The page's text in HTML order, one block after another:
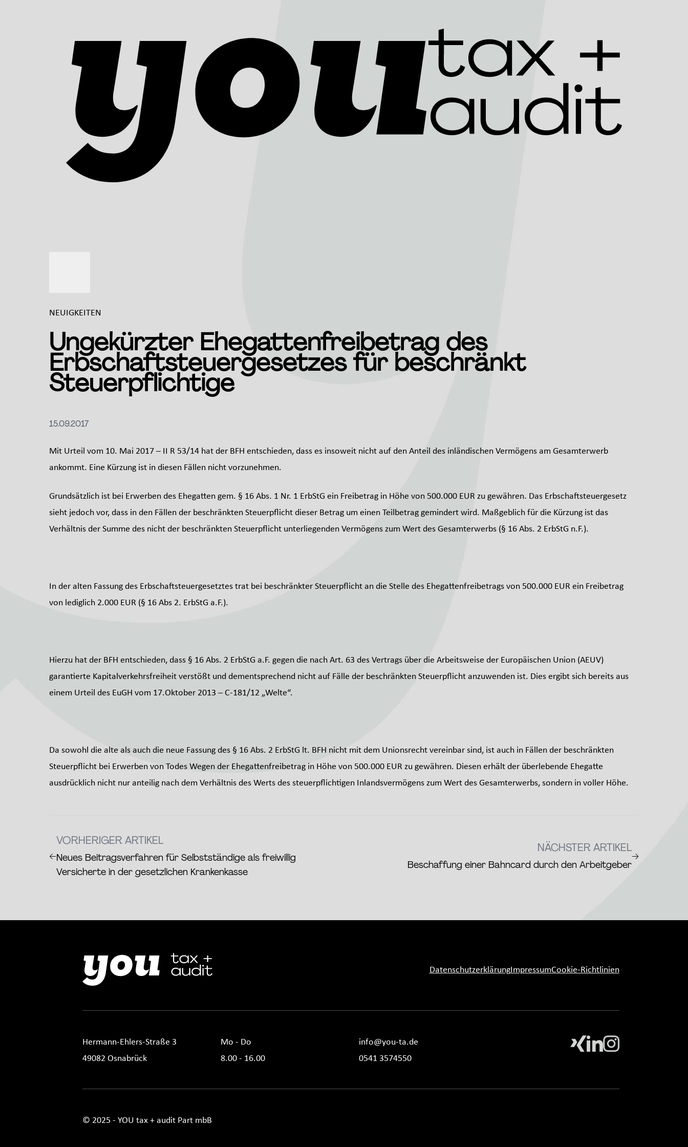
NEUIGKEITEN
Ungekürzter Ehegattenfreibetrag des
Erbschaftsteuergesetzes für beschränkt
Steuerpflichtige
15.09.2017
Mit Urteil vom 10. Mai 2017 – II R 53/14 hat der BFH entschieden, dass es insoweit nicht auf den Anteil des inländischen Vermögens am Gesamterwerb
ankommt. Eine Kürzung ist in diesen Fällen nicht vorzunehmen.
Grundsätzlich ist bei Erwerben des Ehegatten gem. § 16 Abs. 1 Nr. 1 ErbStG ein Freibetrag in Höhe von 500.000 EUR zu gewähren. Das Erbschaftsteuergesetz
sieht jedoch vor, dass in den Fällen der beschränkten Steuerpflicht dieser Betrag um einen Teilbetrag gemindert wird. Maßgeblich für die Kürzung ist das
Verhältnis der Summe des nicht der beschränkten Steuerpflicht unterliegenden Vermögens zum Wert des Gesamterwerbs (§ 16 Abs. 2 ErbStG n.F.).
In der alten Fassung des Erbschaftsteuergesetztes trat bei beschränkter Steuerpflicht an die Stelle des Ehegattenfreibetrags von 500.000 EUR ein Freibetrag
von lediglich 2.000 EUR (§ 16 Abs 2. ErbStG a.F.).
Hierzu hat der BFH entschieden, dass § 16 Abs. 2 ErbStG a.F. gegen die nach Art. 63 des Vertrags über die Arbeitsweise der Europäischen Union (AEUV)
garantierte Kapitalverkehrsfreiheit verstößt und dementsprechend nicht auf Fälle der beschränkten Steuerpflicht anzuwenden ist. Dies ergibt sich bereits aus
einem Urteil des EuGH vom 17.Oktober 2013 – C-181/12 „Welte“.
Da sowohl die alte als auch die neue Fassung des § 16 Abs. 2 ErbStG lt. BFH nicht mit dem Unionsrecht vereinbar sind, ist auch in Fällen der beschränkten
Steuerpflicht bei Erwerben von Todes Wegen der Ehegattenfreibetrag in Höhe von 500.000 EUR zu gewähren. Diesen erhält der überlebende Ehegatte
ausdrücklich nicht nur anteilig nach dem Verhältnis des Werts des steuerpflichtigen Inlandsvermögens zum Wert des Gesamterwerbs, sondern in voller Höhe.
←
VORHERIGER ARTIKEL
Neues Beitragsverfahren für Selbstständige als freiwillig
Versicherte in der gesetzlichen Krankenkasse
NÄCHSTER ARTIKEL
Beschaffung einer Bahncard durch den Arbeitgeber
→
DatenschutzerklärungImpressumCookie-Richtlinien
Hermann-Ehlers-Straße 3
49082 Osnabrück
Mo - Do
8.00 - 16.00
info@you-ta.de
0541 3574550
© 2025 - YOU tax + audit Part mbB